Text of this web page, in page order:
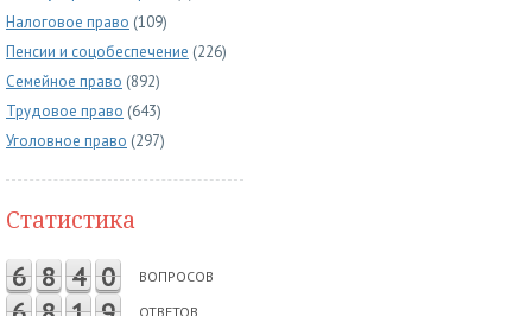
Налоговое право (109)
Пенсии и соцобеспечение (226)
Семейное право (892)
Трудовое право (643)
Уголовное право (297)
Статистика
6 8 4 0 ВОПРОСОВ
ОТВЕТОВ